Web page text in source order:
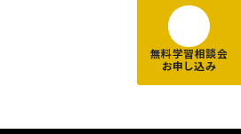
無料学習相談会
お申し込み